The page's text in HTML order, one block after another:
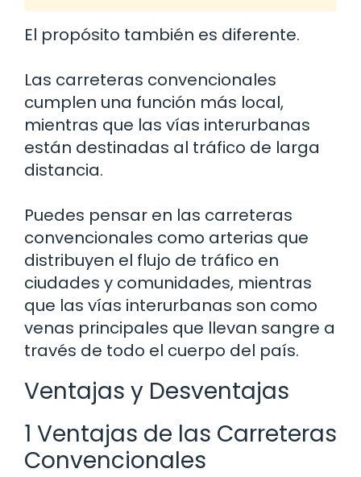
El propósito también es diferente.
Las carreteras convencionales
cumplen una función más local,
mientras que las vías interurbanas
están destinadas al tráfico de larga
distancia.
Puedes pensar en las carreteras
convencionales como arterias que
distribuyen el flujo de tráfico en
ciudades y comunidades, mientras
que las vías interurbanas son como
venas principales que llevan sangre a
través de todo el cuerpo del país.
Ventajas y Desventajas
1 Ventajas de las Carreteras
Convencionales